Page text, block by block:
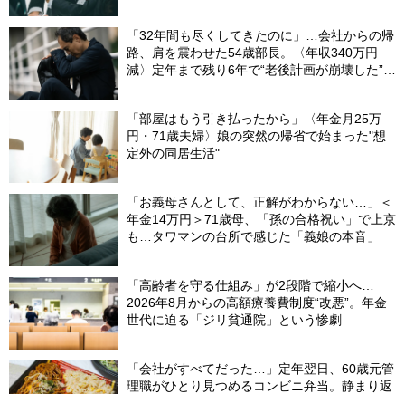
「32年間も尽くしてきたのに」…会社からの帰
路、肩を震わせた54歳部長。〈年収340万円
減〉定年まで残り6年で“老後計画が崩壊した”ワ
「部屋はもう引き払ったから」〈年金月25万
円・71歳夫婦〉娘の突然の帰省で始まった"想
定外の同居生活"
「お義母さんとして、正解がわからない…」＜
年金14万円＞71歳母、「孫の合格祝い」で上京
も…タワマンの台所で感じた「義娘の本音」
「高齢者を守る仕組み」が2段階で縮小へ…
2026年8月からの高額療養費制度“改悪”。年金
世代に迫る「ジリ貧通院」という惨劇
「会社がすべてだった…」定年翌日、60歳元管
理職がひとり見つめるコンビニ弁当。静まり返